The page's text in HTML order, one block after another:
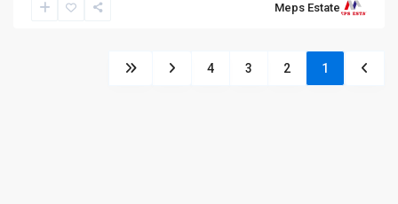
Meps Estate
1
2
3
4